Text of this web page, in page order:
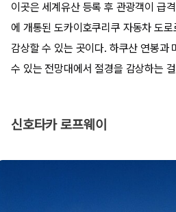
이곳은 세계유산 등록 후 관광객이 급
에 개통된 도카이호쿠리쿠 자동차 도
감상할 수 있는 곳이다. 하쿠산 연봉과
수 있는 전망대에서 절경을 감상하는
신호타카 로프웨이